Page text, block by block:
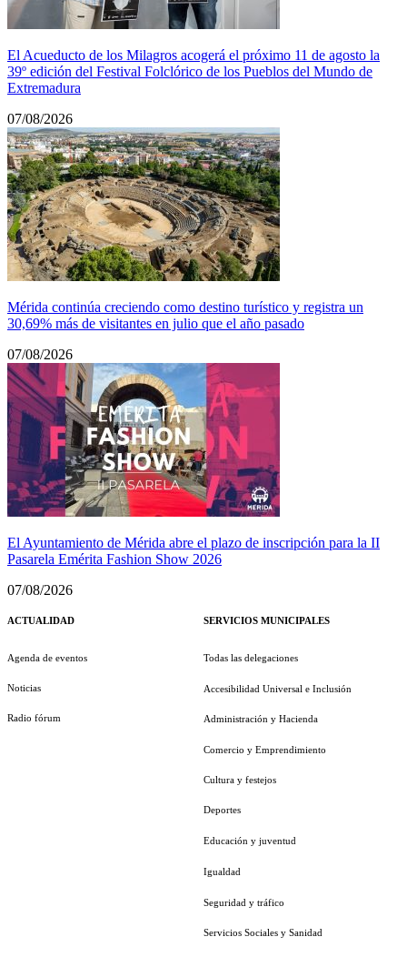
El Acueducto de los Milagros acogerá el próximo 11 de agosto la
39º edición del Festival Folclórico de los Pueblos del Mundo de
Extremadura
07/08/2026
Mérida continúa creciendo como destino turístico y registra un
30,69% más de visitantes en julio que el año pasado
07/08/2026
El Ayuntamiento de Mérida abre el plazo de inscripción para la II
Pasarela Emérita Fashion Show 2026
07/08/2026
ACTUALIDAD
Agenda de eventos
Noticias
Radio fórum
SERVICIOS MUNICIPALES
Todas las delegaciones
Accesibilidad Universal e Inclusión
Administración y Hacienda
Comercio y Emprendimiento
Cultura y festejos
Deportes
Educación y juventud
Igualdad
Seguridad y tráfico
Servicios Sociales y Sanidad